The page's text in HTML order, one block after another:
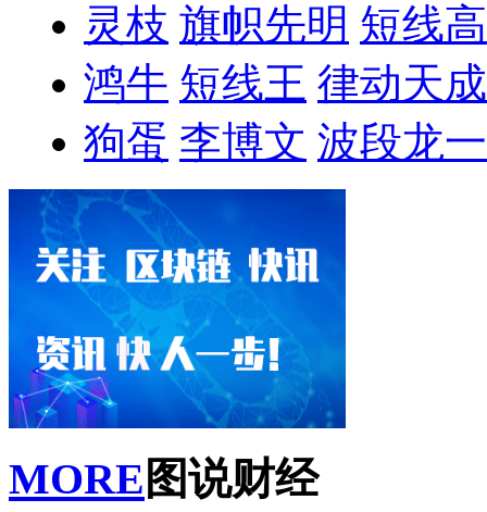
灵枝 旗帜先明 短线
鸿牛 短线王 律动天成
狗蛋 李博文 波段龙一
MORE 图说财经